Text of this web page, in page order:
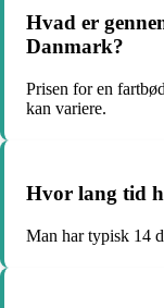
Hvad er
Danmark?
Prisen for en
kan variere.
Hvor lang tid
Man har typisk 14